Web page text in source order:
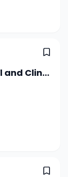
Postdoc in Translational and Clinical Sarcoidosis Research 80-100%